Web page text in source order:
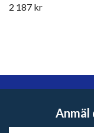
2 187 kr
Anmäl